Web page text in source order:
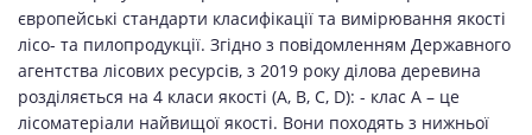
європейські стандарти класифікації та вимірювання якості
лісо- та пилопродукції. Згідно з повідомленням Державного
агентства лісових ресурсів, з 2019 року ділова деревина
розділяється на 4 класи якості (A, B, C, D): - клас А – це
лісоматеріали найвищої якості. Вони походять з нижньої